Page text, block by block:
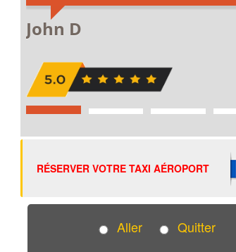
RÉSERVER VOTRE TAXI AÉROPORT
Aller Quitter